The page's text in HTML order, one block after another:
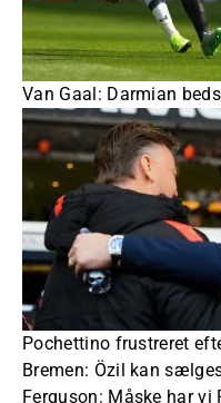
Van Gaal: Darmian
Pochettino frustreret
Bremen: Özil kan
Ferguson: Måske har vi